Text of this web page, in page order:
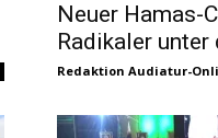
Neuer Hamas-
Radikaler
Redaktion Audiatur-